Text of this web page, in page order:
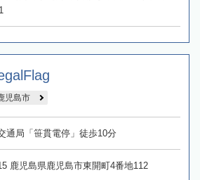
児島市
通局「笹貫電停」徒歩10分
鹿児島県鹿児島市東開町4番地112